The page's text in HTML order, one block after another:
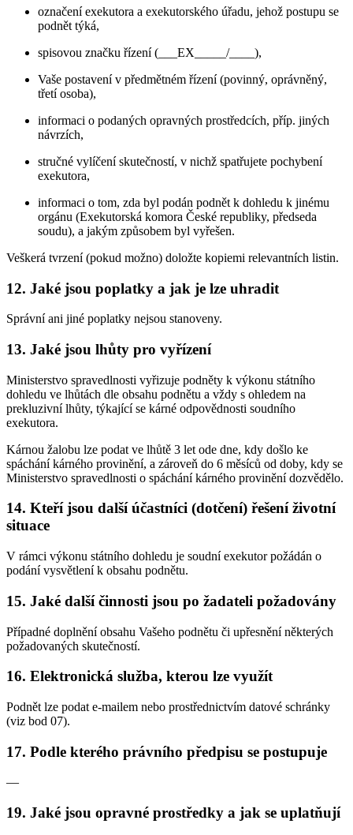
označení exekutora a exekutorského úřadu, jehož postupu se
podnět týká,
spisovou značku řízení (___EX_____/____),
Vaše postavení v předmětném řízení (povinný, oprávněný,
třetí osoba),
informaci o podaných opravných prostředcích, příp. jiných
návrzích,
stručné vylíčení skutečností, v nichž spatřujete pochybení
exekutora,
informaci o tom, zda byl podán podnět k dohledu k jinému
orgánu (Exekutorská komora České republiky, předseda
soudu), a jakým způsobem byl vyřešen.
Veškerá tvrzení (pokud možno) doložte kopiemi relevantních listin.
12. Jaké jsou poplatky a jak je lze uhradit
Správní ani jiné poplatky nejsou stanoveny.
13. Jaké jsou lhůty pro vyřízení
Ministerstvo spravedlnosti vyřizuje podněty k výkonu státního
dohledu ve lhůtách dle obsahu podnětu a vždy s ohledem na
prekluzivní lhůty, týkající se kárné odpovědnosti soudního
exekutora.
Kárnou žalobu lze podat ve lhůtě 3 let ode dne, kdy došlo ke
spáchání kárného provinění, a zároveň do 6 měsíců od doby, kdy se
Ministerstvo spravedlnosti o spáchání kárného provinění dozvědělo.
14. Kteří jsou další účastníci (dotčení) řešení životní
situace
V rámci výkonu státního dohledu je soudní exekutor požádán o
podání vysvětlení k obsahu podnětu.
15. Jaké další činnosti jsou po žadateli požadovány
Případné doplnění obsahu Vašeho podnětu či upřesnění některých
požadovaných skutečností.
16. Elektronická služba, kterou lze využít
Podnět lze podat e-mailem nebo prostřednictvím datové schránky
(viz bod 07).
17. Podle kterého právního předpisu se postupuje
—
19. Jaké jsou opravné prostředky a jak se uplatňují